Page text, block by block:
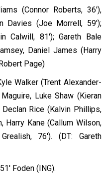
(Connor Roberts, 36′),
Davies (Joe Morrell, 59′);
Calwill, 81′); Gareth Bale
Daniel James (Harry
Page)
Walker (Trent Alexander-
Luke Shaw (Kieran
Declan Rice (Kalvin Phillips,
Harry Kane (Callum Wilson,
76′). (DT: Gareth
Foden (ING).